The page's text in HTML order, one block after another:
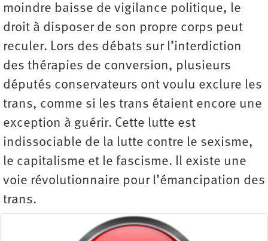
moindre baisse de vigilance politique, le
droit à disposer de son propre corps peut
reculer. Lors des débats sur l’interdiction
des thérapies de conversion, plusieurs
députés conservateurs ont voulu exclure les
trans, comme si les trans étaient encore une
exception à guérir. Cette lutte est
indissociable de la lutte contre le sexisme,
le capitalisme et le fascisme. Il existe une
voie révolutionnaire pour l’­émancipation des
trans.